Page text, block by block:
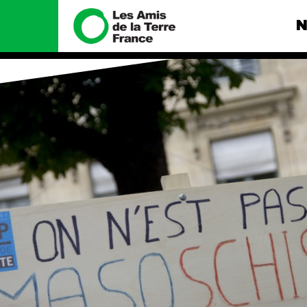
Nous connaître
Histoire
Missions et méthodes
Équipes et
fonctionnement
Le réseau dans le monde
Nos alliés
Je soutiens les Amis de la
Terre
Nos
Total, rendez-
tribunal
Gaz « naturel
enfumage
Mode : une
destructrice
Gaz au
violence
Nos autres